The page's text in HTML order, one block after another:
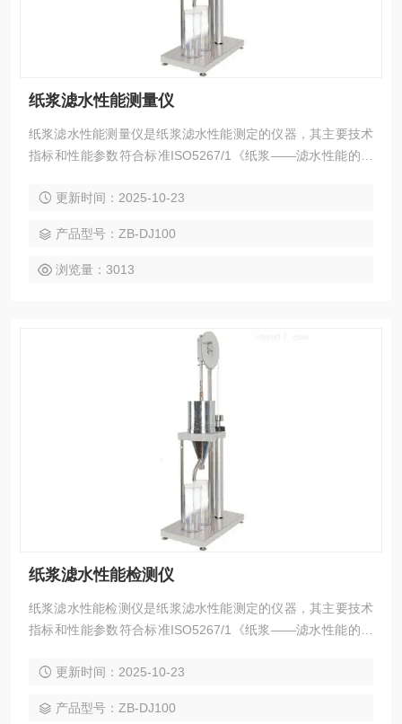
纸浆滤水性能测量仪
纸浆滤水性能测量仪是纸浆滤水性能测定的仪器，其主要技术
指标和性能参数符合标准ISO5267/1《纸浆——滤水性能的测
浆度的测定法》的有关规定。本仪器根据纸浆叩解度与纸浆悬
度仪设计，用于测定浆料悬浮液的滤水性能，研究纤维状况和
评定浆料打浆程度
更新时间：2025-10-23
产品型号：ZB-DJ100
浏览量：3013
纸浆滤水性能检测仪
纸浆滤水性能检测仪是纸浆滤水性能测定的仪器，其主要技术
指标和性能参数符合标准ISO5267/1《纸浆——滤水性能的测
浆度的测定法》的有关规定。本仪器根据纸浆叩解度与纸浆悬
度仪设计，用于测定浆料悬浮液的滤水性能，研究纤维状况和
更新时间：2025-10-23
产品型号：ZB-DJ100